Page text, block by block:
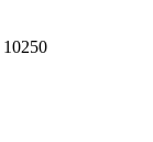
10250